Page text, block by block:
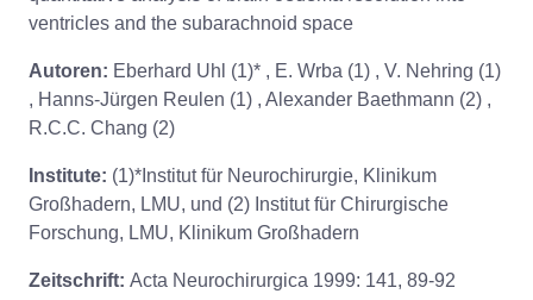
ventricles and the subarachnoid space
Autoren: Eberhard Uhl (1)* , E. Wrba (1) , V. Nehring (1)
, Hanns-Jürgen Reulen (1) , Alexander Baethmann (2) ,
R.C.C. Chang (2)
Institute: (1)*Institut für Neurochirurgie, Klinikum
Großhadern, LMU, und (2) Institut für Chirurgische
Forschung, LMU, Klinikum Großhadern
Zeitschrift: Acta Neurochirurgica 1999: 141, 89-92